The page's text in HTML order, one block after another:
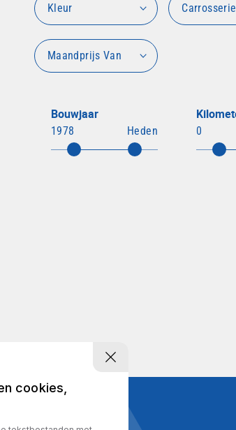
Kleur Carrosserie
Maandprijs Van
Bouwjaar
1978 Heden 0
cookies,